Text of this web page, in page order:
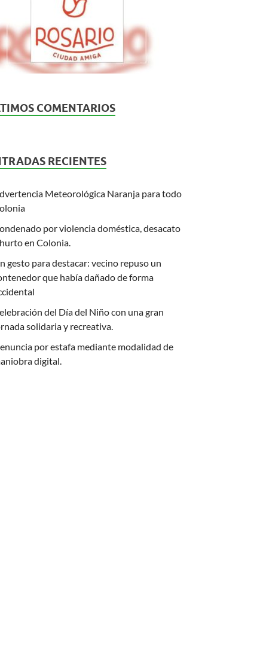
COMENTARIOS
RECIENTES
Meteorológica Naranja para todo
por violencia doméstica, desacato
en Colonia.
gesto para destacar: vecino repuso un
que había dañado de forma
del Día del Niño con una gran
solidaria y recreativa.
por estafa mediante modalidad de
digital.